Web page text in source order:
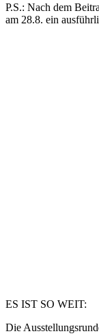
P.S.: Nach dem
am 28.8. ein
ES IST SO WEIT:
Die